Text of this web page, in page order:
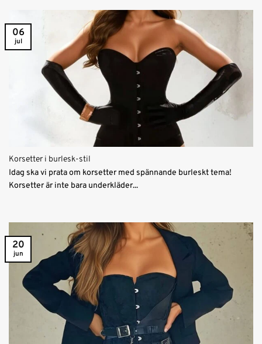
Korsetter i burlesk-stil
Idag ska vi prata om korsetter med spännande burleskt tema!
Korsetter är inte bara underkläder...
06
jul
20
jun